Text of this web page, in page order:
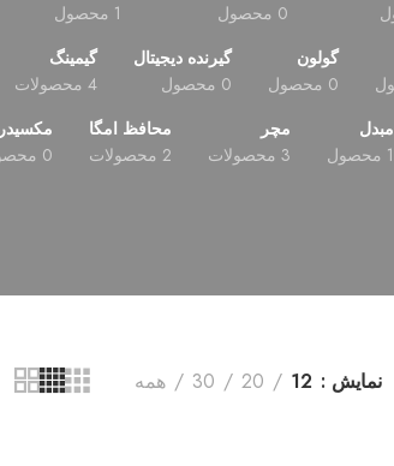
0 محصول
1 محصول
گولون
0 محصول
گیرنده دیجیتال
0 محصول
گیمینگ
4 محصولات
مبدل
1 محصول
مچر
3 محصولات
محافظ امگا
2 محصولات
مکسیدر
0 محصول
نمایش 12
20
30 همه